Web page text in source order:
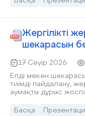
орналастыру және
жүйесін енгізу
инфрақұрылымды
Жергілікті
шекарасын
17 Сәуір 2026
Елді мекен
тиімді пайдалану,
аумақты дұрыс
жүргізіледі. Негізгі кезеңдері: Дайындық жұмыстары –
Басқа